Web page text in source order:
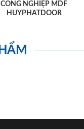
CÔNG NGHIỆP MDF
HUYPHATDOOR